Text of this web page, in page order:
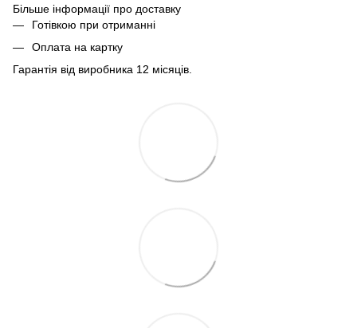
Більше інформації про доставку
Готівкою при отриманні
Оплата на картку
Гарантія від виробника 12 місяців.